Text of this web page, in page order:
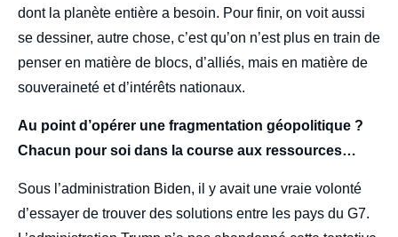
dont la planète entière a besoin. Pour finir, on voit aussi
se dessiner, autre chose, c’est qu’on n’est plus en train de
penser en matière de blocs, d’alliés, mais en matière de
souveraineté et d’intérêts nationaux.
Au point d’opérer une fragmentation géopolitique ?
Chacun pour soi dans la course aux ressources…
Sous l’administration Biden, il y avait une vraie volonté
d’essayer de trouver des solutions entre les pays du G7.